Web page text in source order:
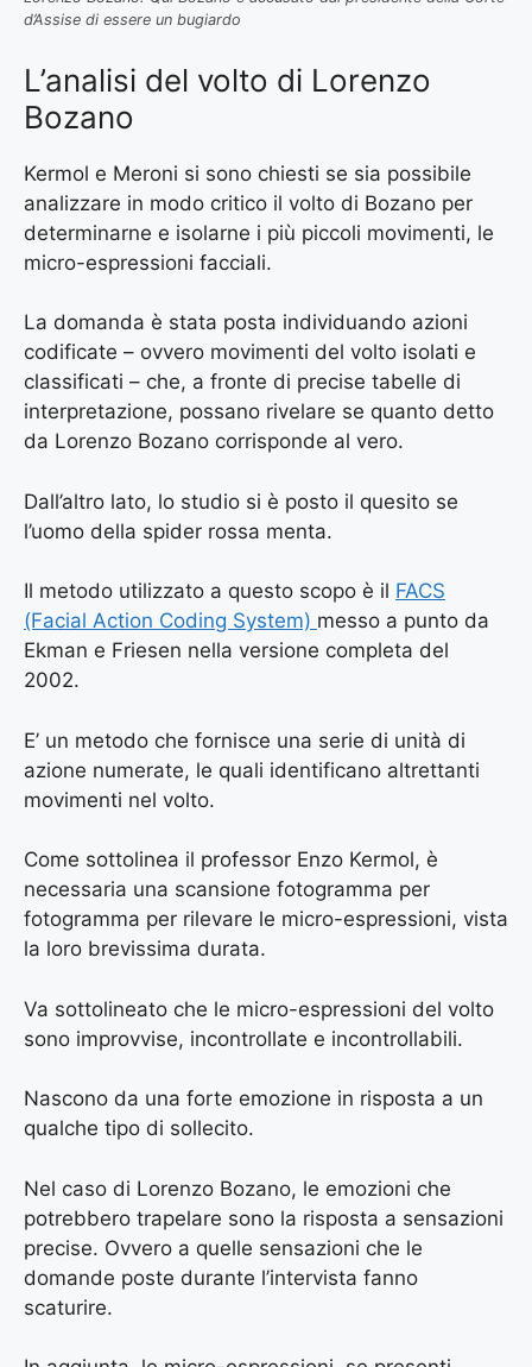
d’Assise di essere un bugiardo
L’analisi del volto di Lorenzo
Bozano
Kermol e Meroni si sono chiesti se sia possibile
analizzare in modo critico il volto di Bozano per
determinarne e isolarne i più piccoli movimenti, le
micro-espressioni facciali.
La domanda è stata posta individuando azioni
codificate – ovvero movimenti del volto isolati e
classificati – che, a fronte di precise tabelle di
interpretazione, possano rivelare se quanto detto
da Lorenzo Bozano corrisponde al vero.
Dall’altro lato, lo studio si è posto il quesito se
l’uomo della spider rossa menta.
Il metodo utilizzato a questo scopo è il FACS
(Facial Action Coding System) messo a punto da
Ekman e Friesen nella versione completa del
2002.
E’ un metodo che fornisce una serie di unità di
azione numerate, le quali identificano altrettanti
movimenti nel volto.
Come sottolinea il professor Enzo Kermol, è
necessaria una scansione fotogramma per
fotogramma per rilevare le micro-espressioni, vista
la loro brevissima durata.
Va sottolineato che le micro-espressioni del volto
sono improvvise, incontrollate e incontrollabili.
Nascono da una forte emozione in risposta a un
qualche tipo di sollecito.
Nel caso di Lorenzo Bozano, le emozioni che
potrebbero trapelare sono la risposta a sensazioni
precise. Ovvero a quelle sensazioni che le
domande poste durante l’intervista fanno
scaturire.